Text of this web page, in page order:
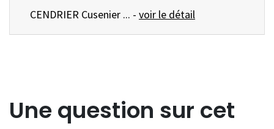
CENDRIER Cusenier ... - voir le détail
Une question sur cet